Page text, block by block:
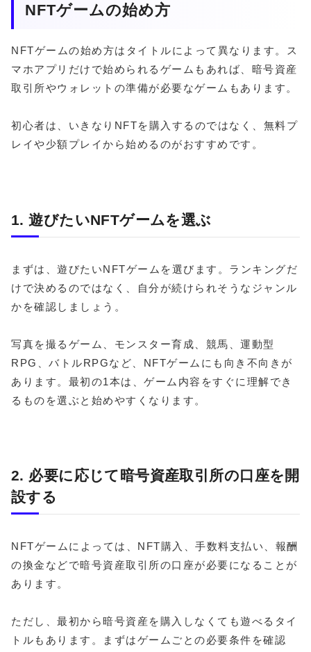
NFTゲームの始め方
NFTゲームの始め方はタイトルによって異なります。ス
マホアプリだけで始められるゲームもあれば、暗号資産
取引所やウォレットの準備が必要なゲームもあります。
初心者は、いきなりNFTを購入するのではなく、無料プ
レイや少額プレイから始めるのがおすすめです。
1. 遊びたいNFTゲームを選ぶ
まずは、遊びたいNFTゲームを選びます。ランキングだ
けで決めるのではなく、自分が続けられそうなジャンル
かを確認しましょう。
写真を撮るゲーム、モンスター育成、競馬、運動型
RPG、バトルRPGなど、NFTゲームにも向き不向きが
あります。最初の1本は、ゲーム内容をすぐに理解でき
るものを選ぶと始めやすくなります。
2. 必要に応じて暗号資産取引所の口座を開
設する
NFTゲームによっては、NFT購入、手数料支払い、報酬
の換金などで暗号資産取引所の口座が必要になることが
あります。
ただし、最初から暗号資産を購入しなくても遊べるタイ
トルもあります。まずはゲームごとの必要条件を確認